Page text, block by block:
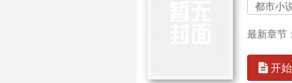
都市小
最新章节：
开